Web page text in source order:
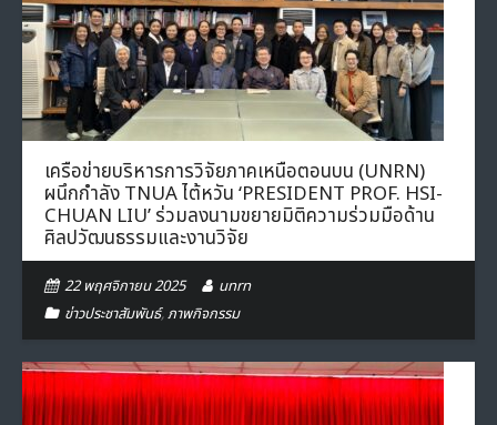
เครือข่ายบริหารการวิจัยภาคเหนือตอนบน (UNRN)
ผนึกกำลัง TNUA ไต้หวัน ‘PRESIDENT PROF. HSI-
CHUAN LIU’ ร่วมลงนามขยายมิติความร่วมมือด้าน
ศิลปวัฒนธรรมและงานวิจัย
22 พฤศจิกายน 2025
unrn
ข่าวประชาสัมพันธ์,ภาพกิจกรรม